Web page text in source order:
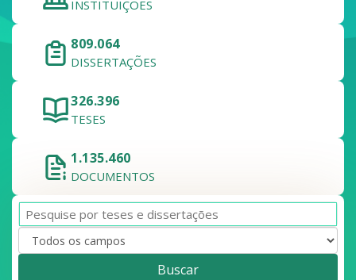
INSTITUIÇÕES
809.064
DISSERTAÇÕES
326.396
TESES
1.135.460
DOCUMENTOS
Buscar